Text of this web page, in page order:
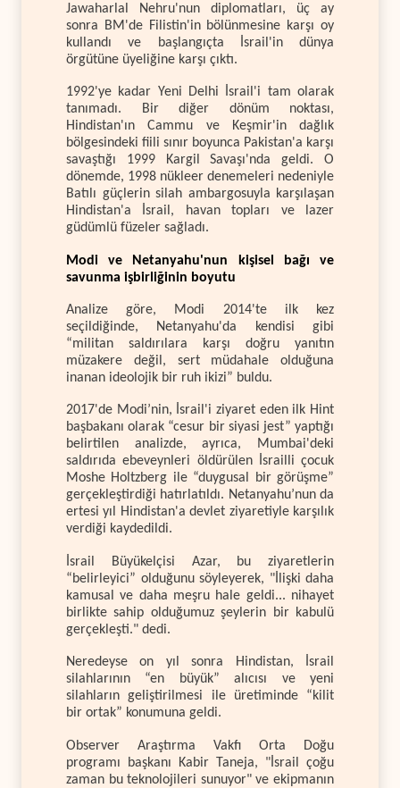
Jawaharlal Nehru'nun diplomatları, üç ay
sonra BM'de Filistin'in bölünmesine karşı oy
kullandı ve başlangıçta İsrail'in dünya
örgütüne üyeliğine karşı çıktı.
1992'ye kadar Yeni Delhi İsrail'i tam olarak
tanımadı. Bir diğer dönüm noktası,
Hindistan'ın Cammu ve Keşmir'in dağlık
bölgesindeki fiili sınır boyunca Pakistan'a karşı
savaştığı 1999 Kargil Savaşı'nda geldi. O
dönemde, 1998 nükleer denemeleri nedeniyle
Batılı güçlerin silah ambargosuyla karşılaşan
Hindistan'a İsrail, havan topları ve lazer
güdümlü füzeler sağladı.
Modi ve Netanyahu'nun kişisel bağı ve
savunma işbirliğinin boyutu
Analize göre, Modi 2014'te ilk kez
seçildiğinde, Netanyahu'da kendisi gibi
“militan saldırılara karşı doğru yanıtın
müzakere değil, sert müdahale olduğuna
inanan ideolojik bir ruh ikizi” buldu.
2017'de Modi’nin, İsrail'i ziyaret eden ilk Hint
başbakanı olarak “cesur bir siyasi jest” yaptığı
belirtilen analizde, ayrıca, Mumbai'deki
saldırıda ebeveynleri öldürülen İsrailli çocuk
Moshe Holtzberg ile “duygusal bir görüşme”
gerçekleştirdiği hatırlatıldı. Netanyahu’nun da
ertesi yıl Hindistan'a devlet ziyaretiyle karşılık
verdiği kaydedildi.
İsrail Büyükelçisi Azar, bu ziyaretlerin
“belirleyici” olduğunu söyleyerek, "İlişki daha
kamusal ve daha meşru hale geldi... nihayet
birlikte sahip olduğumuz şeylerin bir kabulü
gerçekleşti." dedi.
Neredeyse on yıl sonra Hindistan, İsrail
silahlarının “en büyük” alıcısı ve yeni
silahların geliştirilmesi ile üretiminde “kilit
bir ortak” konumuna geldi.
Observer Araştırma Vakfı Orta Doğu
programı başkanı Kabir Taneja, "İsrail çoğu
zaman bu teknolojileri sunuyor" ve ekipmanın